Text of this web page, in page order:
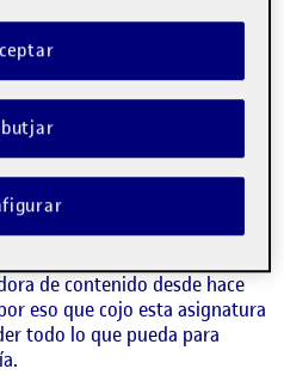
25 años y soy de Tarragona
Me dedico al mundo
siendo cámara de
mi verdadera pasión es
De ahí que decidí
el trabajo con los
de contenido desde hace
eso que cojo esta asignatura
todo lo que pueda para